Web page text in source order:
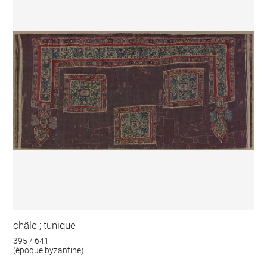
châle ; tunique
395 / 641
(époque byzantine)